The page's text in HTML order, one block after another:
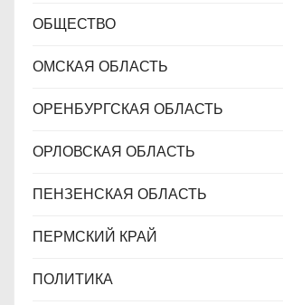
ОБЩЕСТВО
ОМСКАЯ ОБЛАСТЬ
ОРЕНБУРГСКАЯ ОБЛАСТЬ
ОРЛОВСКАЯ ОБЛАСТЬ
ПЕНЗЕНСКАЯ ОБЛАСТЬ
ПЕРМСКИЙ КРАЙ
ПОЛИТИКА